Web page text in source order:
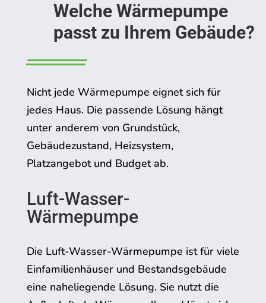
Welche Wärmepumpe
passt zu Ihrem Gebäude?
Nicht jede Wärmepumpe eignet sich für
jedes Haus. Die passende Lösung hängt
unter anderem von Grundstück,
Gebäudezustand, Heizsystem,
Platzangebot und Budget ab.
Luft-Wasser-
Wärmepumpe
Die Luft-Wasser-Wärmepumpe ist für viele
Einfamilienhäuser und Bestandsgebäude
eine naheliegende Lösung. Sie nutzt die